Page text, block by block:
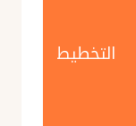
التخطيط